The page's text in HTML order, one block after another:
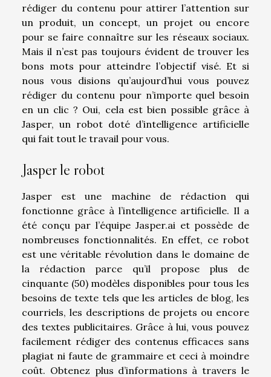
rédiger du contenu pour attirer l’attention sur
un produit, un concept, un projet ou encore
pour se faire connaître sur les réseaux sociaux.
Mais il n’est pas toujours évident de trouver les
bons mots pour atteindre l’objectif visé. Et si
nous vous disions qu’aujourd’hui vous pouvez
rédiger du contenu pour n’importe quel besoin
en un clic ? Oui, cela est bien possible grâce à
Jasper, un robot doté d’intelligence artificielle
qui fait tout le travail pour vous.
Jasper le robot
Jasper est une machine de rédaction qui
fonctionne grâce à l’intelligence artificielle. Il a
été conçu par l’équipe Jasper.ai et possède de
nombreuses fonctionnalités. En effet, ce robot
est une véritable révolution dans le domaine de
la rédaction parce qu’il propose plus de
cinquante (50) modèles disponibles pour tous les
besoins de texte tels que les articles de blog, les
courriels, les descriptions de projets ou encore
des textes publicitaires. Grâce à lui, vous pouvez
facilement rédiger des contenus efficaces sans
plagiat ni faute de grammaire et ceci à moindre
coût. Obtenez plus d’informations à travers le